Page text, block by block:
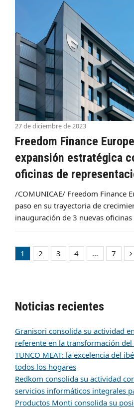
27 de diciembre de 2023
Freedom Finance
expansión estratégica
oficinas de
/COMUNICAE/ Freedom Finance
paso en su trayectoria de
inauguración de 3 nuevas
Page
1 Page
2 Page
3 Page
4 … Page
7
Noticias recientes
Granisori consolida su actividad
referente en la transformación
TUNCO MEAT: la excelencia del
todos los hogares
Redkom consolida su actividad
servicios informáticos integrales
Productos Monti consolida su